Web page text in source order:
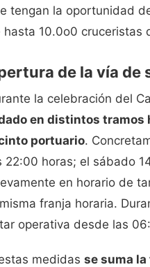
tengan la oportunidad
hasta 10.0o0 cruceristas
de la vía de
la celebración del
en distintos tramos
portuario.
22:00 horas; el sábado
en horario de
franja horaria.
operativa desde las
medidas se suma